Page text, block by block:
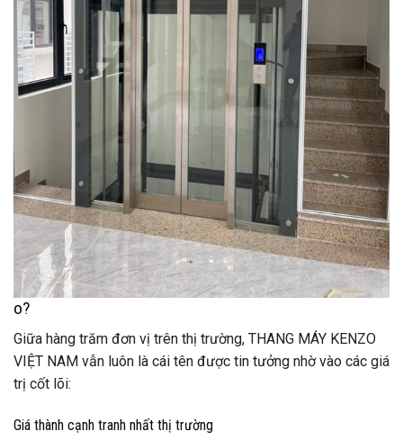
o?
Giữa hàng trăm đơn vị trên thị trường, THANG MÁY KENZO
VIỆT NAM vẫn luôn là cái tên được tin tưởng nhờ vào các giá
trị cốt lõi:
Giá thành cạnh tranh nhất thị trường